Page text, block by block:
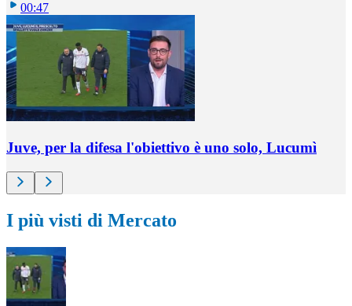
00:47
Juve, per la difesa l'obiettivo è uno solo, Lucumì
I più visti di Mercato